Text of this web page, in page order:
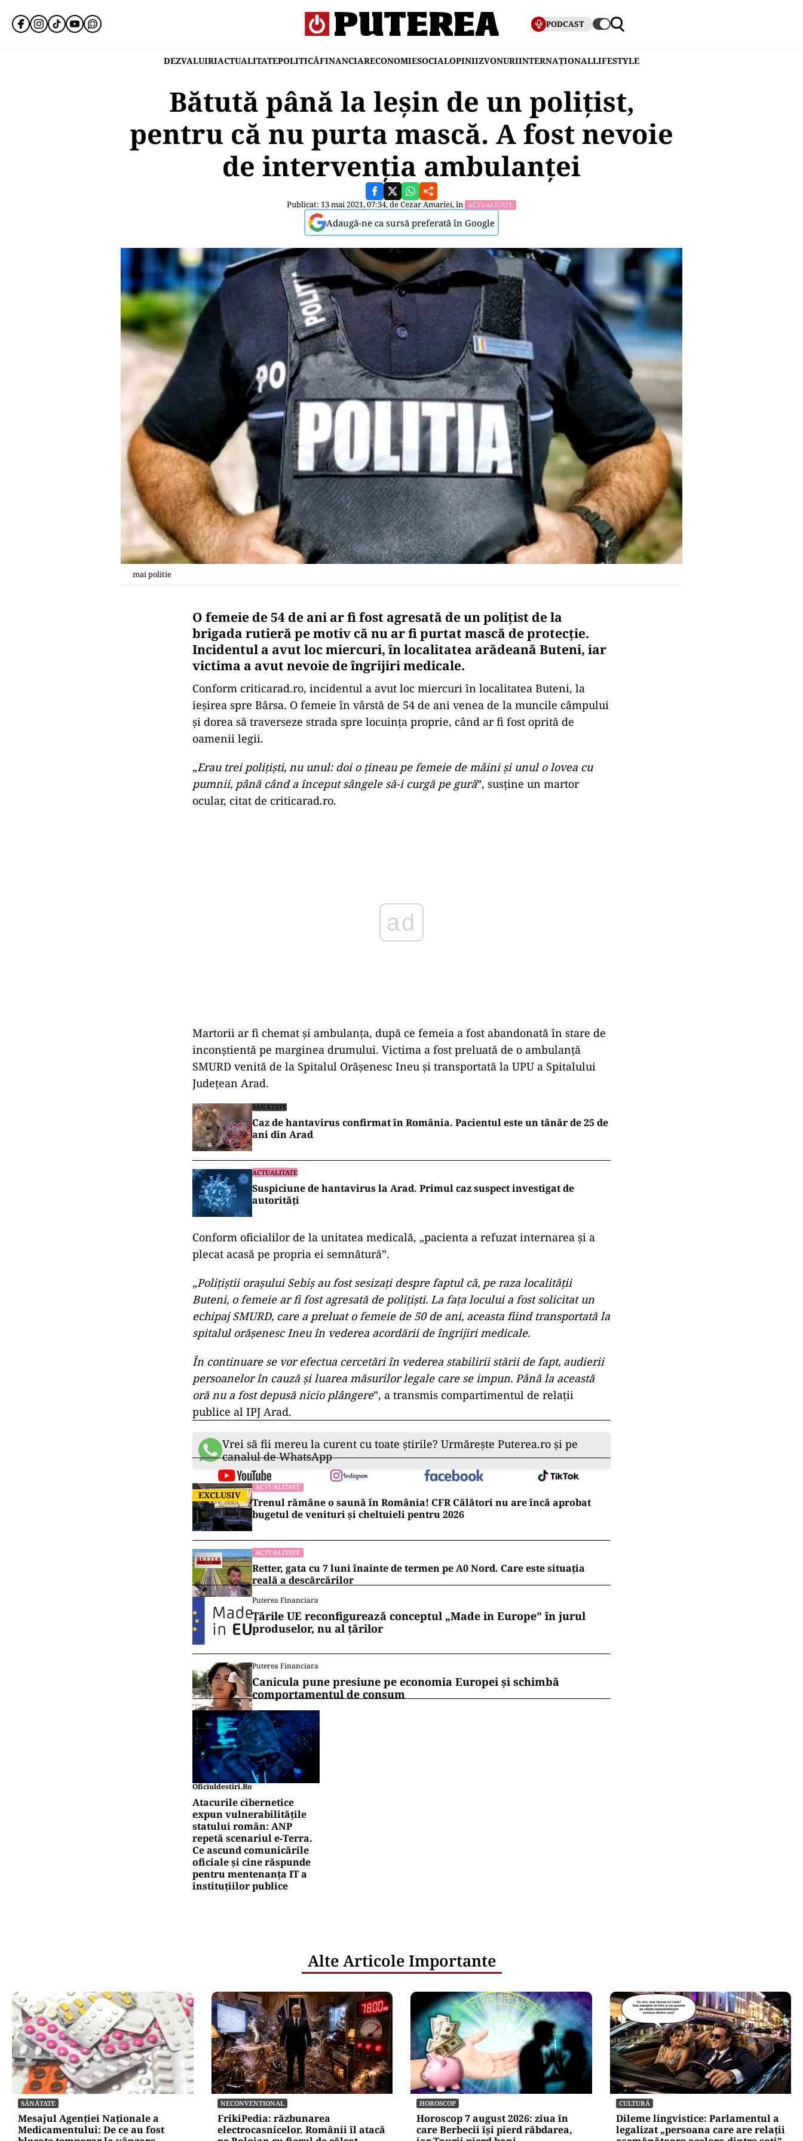
PODCAST
DEZVALUIRIACTUALITATEPOLITICĂFINANCIARECONOMIESOCIALOPINIIZVONURIINTERNAȚIONALLIFESTYLE
Bătută până la leșin de un polițist,
pentru că nu purta mască. A fost nevoie
de intervenția ambulanței
Publicat: 13 mai 2021, 07:34, deCezar Amariei, în ACTUALITATE
Adaugă-ne ca sursă preferată în Google
mai politie
O femeie de 54 de ani ar fi fost agresată de un polițist de la
brigada rutieră pe motiv că nu ar fi purtat mască de protecție.
Incidentul a avut loc miercuri, în localitatea arădeană Buteni, iar
victima a avut nevoie de îngrijiri medicale.
Conform criticarad.ro, incidentul a avut loc miercuri în localitatea Buteni, la
ieșirea spre Bârsa. O femeie în vârstă de 54 de ani venea de la muncile câmpului
și dorea să traverseze strada spre locuința proprie, când ar fi fost oprită de
oamenii legii.
„Erau trei polițiști, nu unul: doi o țineau pe femeie de mâini și unul o lovea cu
pumnii, până când a început sângele să-i curgă pe gură”, susține un martor
ocular, citat de criticarad.ro.
Martorii ar fi chemat și ambulanța, după ce femeia a fost abandonată în stare de
inconștientă pe marginea drumului. Victima a fost preluată de o ambulanță
SMURD venită de la Spitalul Orășenesc Ineu și transportată la UPU a Spitalului
Județean Arad.
SĂNĂTATE
Caz de hantavirus confirmat în România. Pacientul este un tânăr de 25 de
ani din Arad
ACTUALITATE
Suspiciune de hantavirus la Arad. Primul caz suspect investigat de
autorități
Conform oficialilor de la unitatea medicală, „pacienta a refuzat internarea și a
plecat acasă pe propria ei semnătură”.
„Polițiștii orașului Sebiș au fost sesizați despre faptul că, pe raza localității
Buteni, o femeie ar fi fost agresată de polițiști. La fața locului a fost solicitat un
echipaj SMURD, care a preluat o femeie de 50 de ani, aceasta fiind transportată la
spitalul orășenesc Ineu în vederea acordării de îngrijiri medicale.
În continuare se vor efectua cercetări în vederea stabilirii stării de fapt, audierii
persoanelor în cauză și luarea măsurilor legale care se impun. Până la această
oră nu a fost depusă nicio plângere”, a transmis compartimentul de relații
publice al IPJ Arad.
Vrei să fii mereu la curent cu toate știrile? Urmărește Puterea.ro și pe
canalul de WhatsApp
EXCLUSIV
ACTUALITATE
Trenul rămâne o saună în România! CFR Călători nu are încă aprobat
bugetul de venituri și cheltuieli pentru 2026
ACTUALITATE
Retter, gata cu 7 luni înainte de termen pe A0 Nord. Care este situația
reală a descărcărilor
Puterea Financiara
Țările UE reconfigurează conceptul „Made in Europe” în jurul
produselor, nu al țărilor
Puterea Financiara
Canicula pune presiune pe economia Europei și schimbă
comportamentul de consum
Oficiuldestiri.ro
Atacurile cibernetice
expun vulnerabilitățile
statului român: ANP
repetă scenariul e‑Terra.
Ce ascund comunicările
oficiale și cine răspunde
pentru mentenanța IT a
instituțiilor publice
Alte Articole Importante
SĂNĂTATE
Mesajul Agenției Naționale a
Medicamentului: De ce au fost
NECONVENTIONAL
FrikiPedia: răzbunarea
electrocasnicelor. Românii îl atacă
HOROSCOP
Horoscop 7 august 2026: ziua în
care Berbecii își pierd răbdarea,
CULTURĂ
Dileme lingvistice: Parlamentul a
legalizat „persoana care are relații